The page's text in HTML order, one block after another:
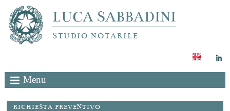
LUCA SABBADINI
STUDIO NOTARILE
Menu
RICHIESTA PREVENTIVO